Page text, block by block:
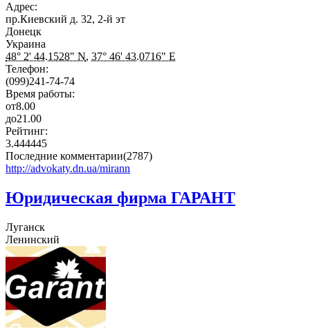
Адрес:
пр.Киевский д. 32, 2-й эт
Донецк
Украина
48° 2' 44.1528" N, 37° 46' 43.0716" E
Телефон:
(099)241-74-74
Время работы:
от8.00
до21.00
Рейтинг:
3.444445
Последние комментарии(2787)
http://advokaty.dn.ua/mirann
Юридическая фирма ГАРАНТ
Луганск
Ленинский